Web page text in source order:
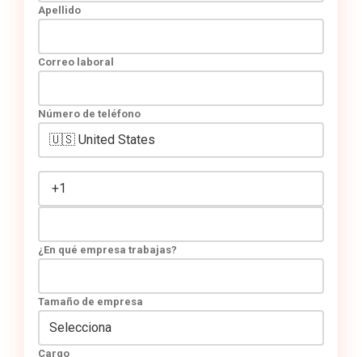
Apellido
Correo laboral
Número de teléfono
¿En qué empresa trabajas?
Tamaño de empresa
Cargo